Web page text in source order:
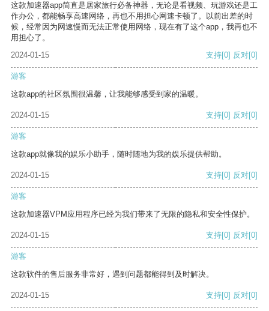
这款加速器app简直是居家旅行必备神器，无论是看视频、玩游戏还是工
作办公，都能畅享高速网络，再也不用担心网速卡顿了。以前出差的时
候，经常因为网速慢而无法正常使用网络，现在有了这个app，我再也不
用担心了。
2024-01-15
支持[0] 反对[0]
游客
这款app的社区氛围很温馨，让我能够感受到家的温暖。
2024-01-15 支持[0] 反对[0]
游客
这款app就像我的娱乐小助手，随时随地为我的娱乐提供帮助。
2024-01-15 支持[0] 反对[0]
游客
这款加速器VPM应用程序已经为我们带来了无限的隐私和安全性保护。
2024-01-15 支持[0] 反对[0]
游客
这款软件的售后服务非常好，遇到问题都能得到及时解决。
2024-01-15 支持[0] 反对[0]